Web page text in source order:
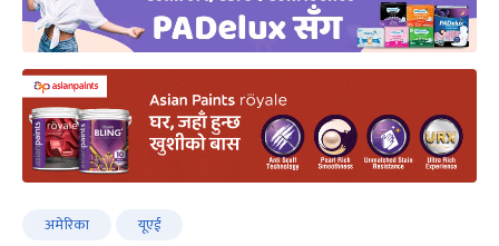
अमेरिका यूएई